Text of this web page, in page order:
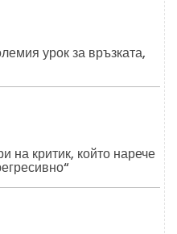
урок за връзката,
на критик, който нарече